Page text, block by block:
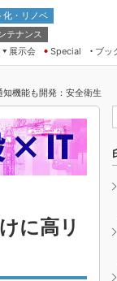
化・リノベ
テナンス
展示会
Special ブッ
機能も開発：安全衛生
に高リ